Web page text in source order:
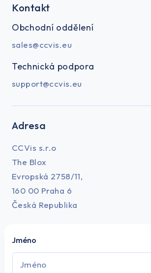
Kontakt
Obchodní oddělení
sales@ccvis.eu
Technická podpora
support@ccvis.eu
Adresa
CCVis s.r.o
The Blox
Evropská 2758/11,
160 00 Praha 6
Česká Republika
Jméno